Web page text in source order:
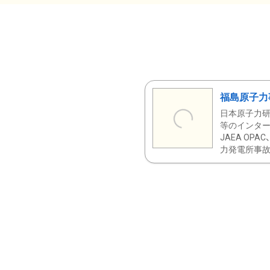
福島原子
日本原子力
等のインタ
JAEA OPAC
力発電所事